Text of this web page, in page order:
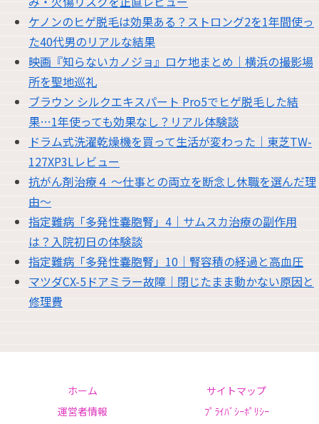
ケノンのヒゲ脱毛は効果ある？ストロング2を1年間使っ
た40代男のリアルな結果
映画『知らないカノジョ』ロケ地まとめ｜横浜の撮影場
所を聖地巡礼
ブラウン シルクエキスパート Pro5でヒゲ脱毛した結
果…1年使っても効果なし？リアル体験談
ドラム式洗濯乾燥機を買って生活が変わった｜東芝TW-
127XP3Lレビュー
抗がん剤治療４ 〜仕事との両立を断念し休職を選んだ理
由〜
指定難病「多発性嚢胞腎」4｜サムスカ治療の副作用
は？入院初日の体験談
指定難病「多発性嚢胞腎」10｜腎容積の経過と高血圧
マツダCX-5ドアミラー故障｜閉じたまま動かない原因と
修理費
ホーム
サイトマップ
運営者情報
ﾌﾟﾗｲﾊﾞｼｰﾎﾟﾘｼｰ